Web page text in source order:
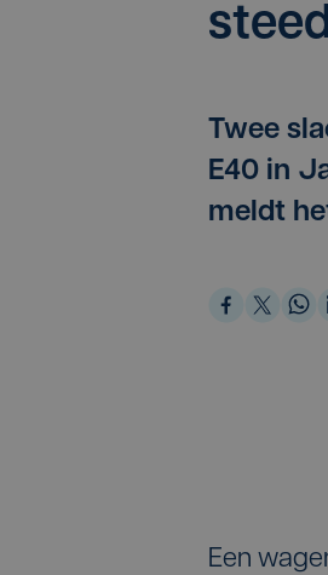
Twee
E40 in
meldt
Een